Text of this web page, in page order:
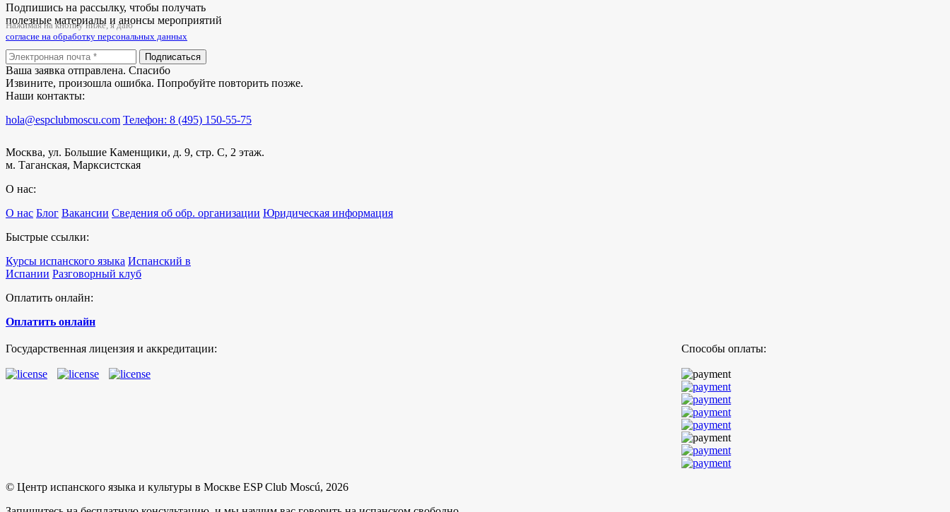
Подпишись на рассылку, чтобы получать
полезные материалы и анонсы мероприятий
Нажимая на кнопку ниже, я даю
согласие на обработку персональных данных
Подписаться
Ваша заявка отправлена. Спасибо
Извините, произошла ошибка. Попробуйте повторить позже.
Наши контакты:
hola@espclubmoscu.com Телефон: 8 (495) 150-55-75
Москва, ул. Большие Каменщики, д. 9, стр. С, 2 этаж.
м. Таганская, Марксистская
О нас:
О нас Блог Вакансии Сведения об обр. организации Юридическая информация
Быстрые ссылки:
Курсы испанского языка Испанский в
Испании Разговорный клуб
Оплатить онлайн:
Оплатить онлайн
Государственная лицензия и аккредитации: Способы оплаты:
© Центр испанского языка и культуры в Москве ESP Club Moscú, 2026